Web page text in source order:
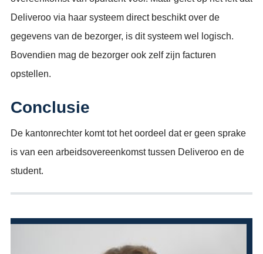
Deliveroo via haar systeem direct beschikt over de
gegevens van de bezorger, is dit systeem wel logisch.
Bovendien mag de bezorger ook zelf zijn facturen
opstellen.
Conclusie
De kantonrechter komt tot het oordeel dat er geen sprake
is van een arbeidsovereenkomst tussen Deliveroo en de
student.